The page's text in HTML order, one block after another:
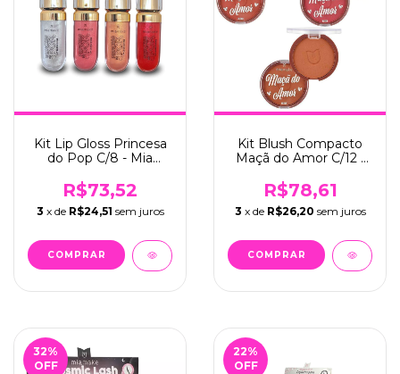
Kit Lip Gloss Princesa
do Pop C/8 - Mia
R$73,52
3 x de R$24,51 sem juros
Kit Blush Compacto
Maçã do Amor C/12 -
R$78,61
3 x de R$26,20 sem juros
32%
OFF
22%
OFF